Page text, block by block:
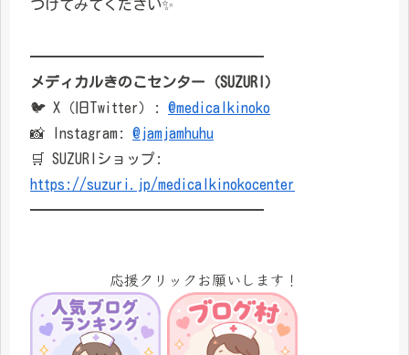
つけてみてください✨
━━━━━━━━━━━━━━━━
メディカルきのこセンター（SUZURI）
🐦 X（旧Twitter）: @medicalkinoko
📸 Instagram: @jamjamhuhu
🛒 SUZURIショップ:
https://suzuri.jp/medicalkinokocenter
━━━━━━━━━━━━━━━━
応援クリックお願いします！